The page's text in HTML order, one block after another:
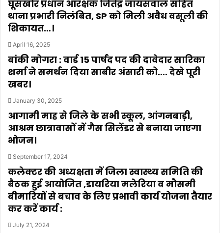
घूसखोर प्रधान आरक्षक जितेंद्र जायसवाल सहित
थाना प्रभारी निलंबित, SP को मिली अवैध वसूली की
शिकायत…।
April 16, 2025
बांकी मोगरा : वार्ड 15 पार्षद पद की दावेदार सारिका
शर्मा ने समर्थन दिया साबीर अंसारी को…. देखे पूरी
खबर।
January 30, 2025
आगामी माह से जिले के सभी स्कूल, आंगनबाड़ी,
आश्रम छात्रावासों में गैस सिलेंडर से बनाया जाएगा
भोजन।
September 17, 2024
कलेक्टर की अध्यक्षता में जिला स्वास्थ्य समिति की
बैठक हुई आयोजित ,डायरिया मलेरिया व मौसमी
बीमारियों से बचाव के लिए प्रभावी कार्य योजना तैयार
कर करें कार्य :
July 21, 2024